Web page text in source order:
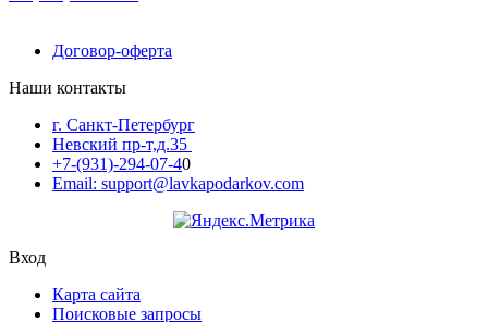
Договор-оферта
Наши контакты
г. Санкт-Петербург
Невский пр-т,д.35
+7-(931)-294-07-40
Email: support@lavkapodarkov.com
Вход
Карта сайта
Поисковые запросы